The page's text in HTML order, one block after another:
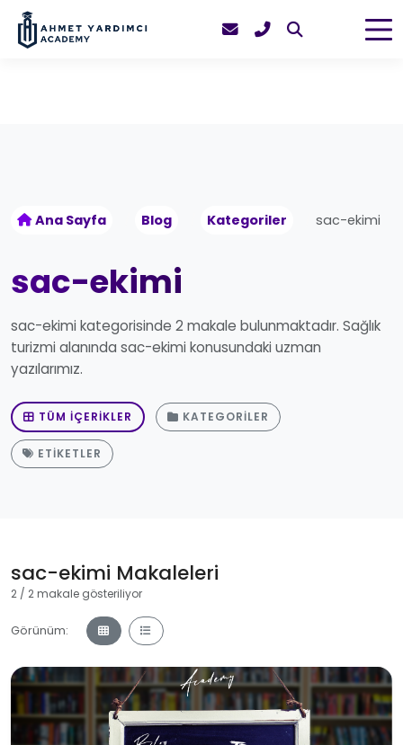
Ana Sayfa Blog Kategoriler sac-ekimi
sac-ekimi
sac-ekimi kategorisinde 2 makale bulunmaktadır. Sağlık
turizmi alanında sac-ekimi konusundaki uzman
yazılarımız.
TÜM İÇERIKLER KATEGORILER
ETIKETLER
sac-ekimi Makaleleri
2 / 2 makale gösteriliyor
Görünüm: